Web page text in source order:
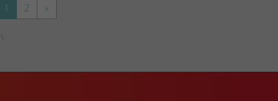
1 2 »